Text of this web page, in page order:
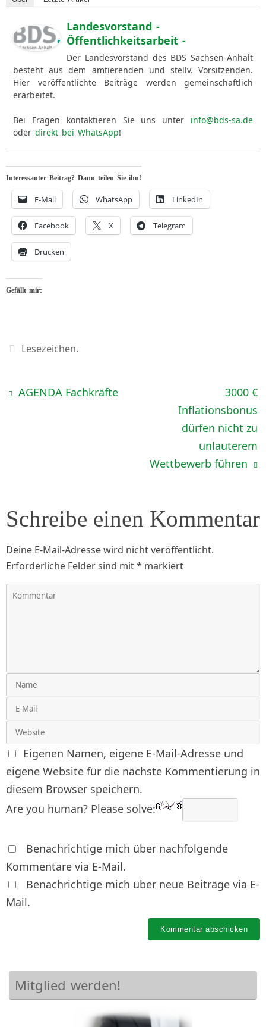
Landesvorstand -
Öffentlichkeitsarbeit -
Der Landesvorstand des BDS Sachsen-Anhalt
besteht aus dem amtierenden und stellv. Vorsitzenden.
Hier veröffentlichte Beiträge werden gemeinschaftlich
erarbeitet.
Bei Fragen kontaktieren Sie uns unter info@bds-sa.de
oder direkt bei WhatsApp!
Interessanter Beitrag? Dann teilen Sie ihn!
E-Mail WhatsApp LinkedIn
Facebook X Telegram
Drucken
Gefällt mir:
Lesezeichen.
AGENDA Fachkräfte
3000 €
Inflationsbonus
dürfen nicht zu
unlauterem
Wettbewerb führen
Schreibe einen Kommentar
Deine E-Mail-Adresse wird nicht veröffentlicht.
Erforderliche Felder sind mit* markiert
Eigenen Namen, eigene E-Mail-Adresse und
eigene Website für die nächste Kommentierung in
diesem Browser speichern.
Are you human? Please solve:
Benachrichtige mich über nachfolgende
Kommentare via E-Mail.
Benachrichtige mich über neue Beiträge via E-
Mail.
Mitglied werden!